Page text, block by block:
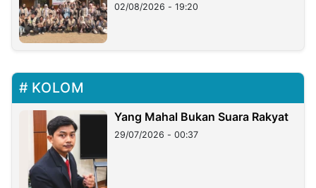
02/08/2026 - 19:20
KOLOM
Yang Mahal Bukan Suara Rakyat
29/07/2026 - 00:37